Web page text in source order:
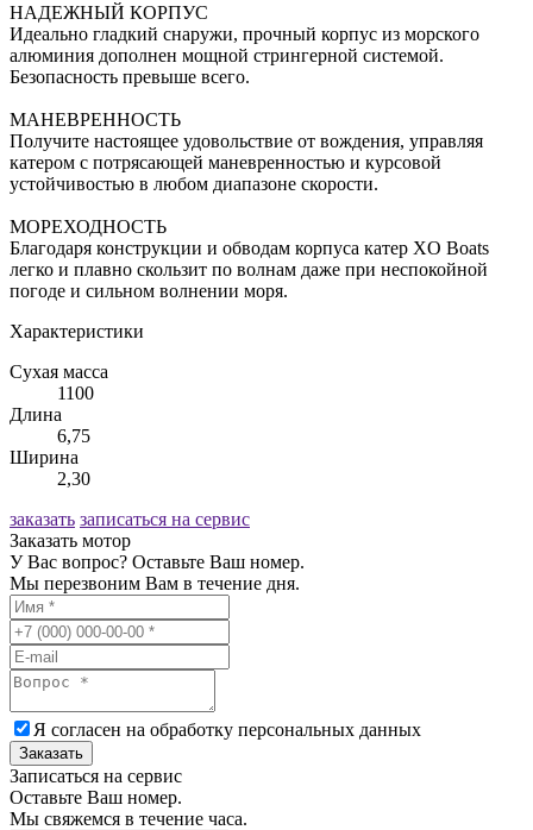
НАДЕЖНЫЙ КОРПУС
Идеально гладкий снаружи, прочный корпус из морского
алюминия дополнен мощной стрингерной системой.
Безопасность превыше всего.
МАНЕВРЕННОСТЬ
Получите настоящее удовольствие от вождения, управляя
катером с потрясающей маневренностью и курсовой
устойчивостью в любом диапазоне скорости.
МОРЕХОДНОСТЬ
Благодаря конструкции и обводам корпуса катер ХO Boats
легко и плавно скользит по волнам даже при неспокойной
погоде и сильном волнении моря.
Характеристики
Сухая масса
1100
Длина
6,75
Ширина
2,30
заказать записаться на сервис
Заказать мотор
У Вас вопрос? Оставьте Ваш номер.
Мы перезвоним Вам в течение дня.
Я согласен на обработку персональных данных
Заказать
Записаться на сервис
Оставьте Ваш номер.
Мы свяжемся в течение часа.